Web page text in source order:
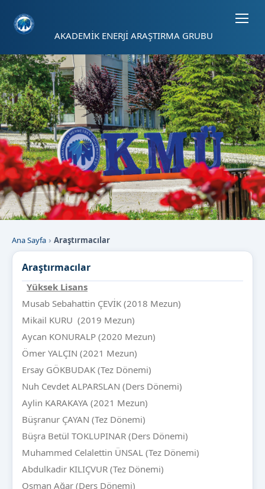
AKADEMİK ENERJİ ARAŞTIRMA GRUBU
Ana Sayfa Araştırmacılar
Araştırmacılar
Yüksek Lisans
Musab Sebahattin ÇEVİK (2018 Mezun)
Mikail KURU (2019 Mezun)
Aycan KONURALP (2020 Mezun)
Ömer YALÇIN (2021 Mezun)
Ersay GÖKBUDAK (Tez Dönemi)
Nuh Cevdet ALPARSLAN (Ders Dönemi)
Aylin KARAKAYA (2021 Mezun)
Büşranur ÇAYAN (Tez Dönemi)
Büşra Betül TOKLUPINAR (Ders Dönemi)
Muhammed Celalettin ÜNSAL (Tez Dönemi)
Abdulkadir KILIÇVUR (Tez Dönemi)
Osman Ağar (Ders Dönemi)